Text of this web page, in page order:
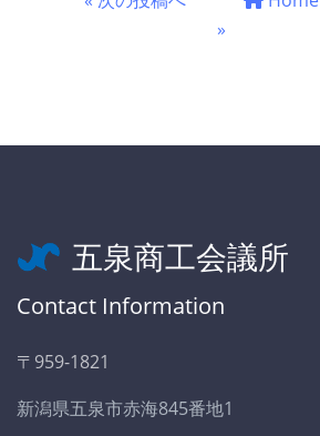
»
五泉商工会議所
Contact Information
〒959-1821
新潟県五泉市赤海845番地1